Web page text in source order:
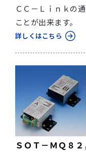
ＣＣ－Ｌｉｎｋの
ことが出来ます。
詳しくはこちら
ＳＯＴ－ＭＱ８